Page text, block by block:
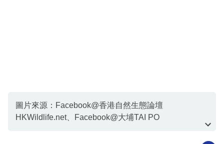
圖片來源：Facebook@香港自然生態論壇
HKWildlife.net、Facebook@大埔TAI PO